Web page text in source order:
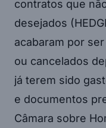
contratos que
desejados
acabaram por
ou cancelados
já terem sido
e documentos
Câmara sobre